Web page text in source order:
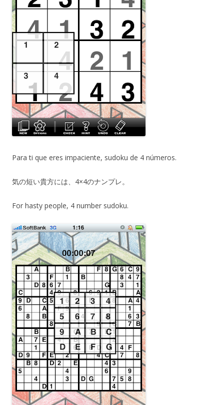
Para ti que eres impaciente, sudoku de 4 números.
気の短い貴方には、4×4のナンプレ。
For hasty people, 4 number sudoku.